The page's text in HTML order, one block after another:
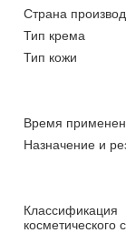
Страна
Тип крема
Тип кожи
Время
Назначение и
Классификация
косметического